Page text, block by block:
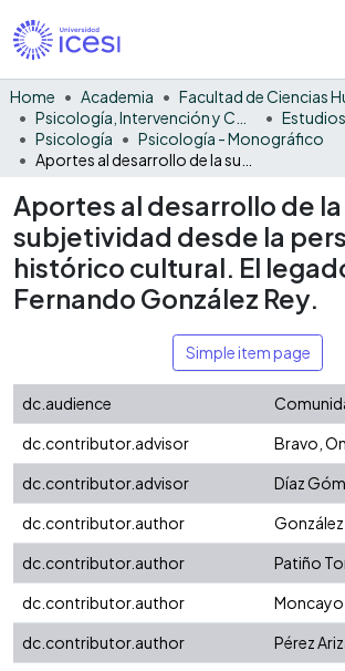
Home Academia
Facultad de Ciencias
Psicología
Psicología - Monográfico
Aportes al desarrollo de la
subjetividad desde la
histórico cultural. El
Fernando González Rey.
Simple item page
dc.audience
dc.contributor.advisor
Bravo,
dc.contributor.advisor
Díaz
dc.contributor.author
González
dc.contributor.author
Patiño
dc.contributor.author
dc.contributor.author
Pérez